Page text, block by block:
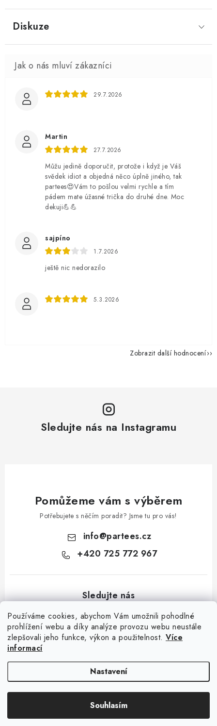
Používáme cookies, abychom Vám umožnili pohodlné
prohlížení webu a díky analýze provozu webu neustále
zlepšovali jeho funkce, výkon a použitelnost. Více
informací
Nastavení
Souhlasím
Diskuze
29.7.2026
Martin
27.7.2026
Můžu jedině doporučit, protože i když je Váš
svědek idiot a objedná něco úplně jiného, tak
partees😍Vám to pošlou velmi rychle a tím
pádem mate úžasné trička do druhé dne. Moc
dekuji💪💪
sajpíno
1.7.2026
ještě nic nedorazilo
5.3.2026
Zobrazit další hodnocení
Sledujte nás na Instagramu
Pomůžeme vám s výběrem
Potřebujete s něčím poradit? Jsme tu pro vás!
info@partees.cz
+420 725 772 967
Obchodní podmínky
Copyright 2026Partees.cz. Všechna práva vyhrazena.Upravit nastavení
cookies